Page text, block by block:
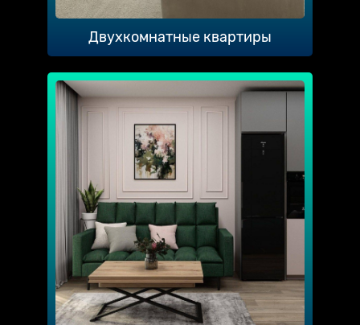
Двухкомнатные квартиры